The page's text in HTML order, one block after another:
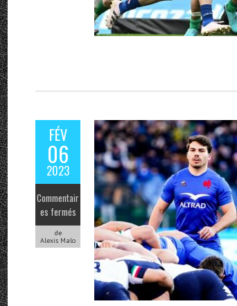
FÉV
06
2023
Commentair
es fermés
de
Alexis Malo